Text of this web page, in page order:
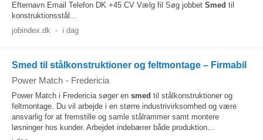
Efternavn Email Telefon DK +45 CV Vælg fil Søg jobbet Smed til
konstruktionsstål...
jobindex.dk - i dag
Smed til stålkonstruktioner og feltmontage – Firmabil
Power Match - Fredericia
Power Match i Fredericia søger en smed til stålkonstruktioner og
feltmontage. Du vil arbejde i en større industrivirksomhed og være
ansvarlig for at fremstille og samle stålrammer samt montere
løsninger hos kunder. Arbejdet indebærer både produktion...